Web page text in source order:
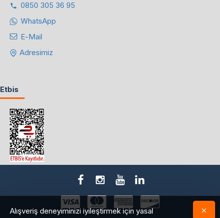
Alışveriş deneyiminizi iyileştirmek için yasal
0850 305 36 95
WhatsApp
E-Mail
Adresimiz
Etbis